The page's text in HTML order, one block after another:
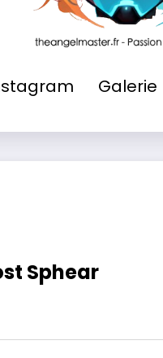
Galerie
Sphear